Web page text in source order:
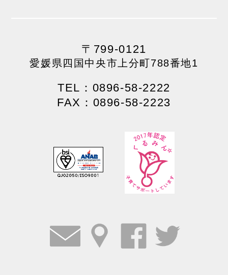
〒799-0121
愛媛県四国中央市上分町788番地1
TEL：0896-58-2222
FAX：0896-58-2223